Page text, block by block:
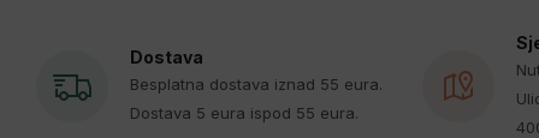
Dostava
Besplatna dostava iznad 55 eura.
Dostava 5 eura ispod 55 eura.